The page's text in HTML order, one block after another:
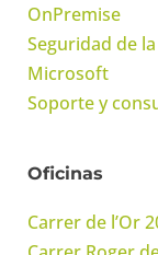
OnPremise
Seguridad de
Microsoft
Soporte y
Oficinas
Carrer de l’Or